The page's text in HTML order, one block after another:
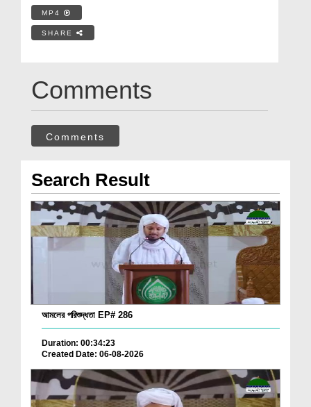
MP4
SHARE
Comments
Comments
Search Result
আমলের পরিশুদ্ধতা EP# 286
Duration: 00:34:23
Created Date: 06-08-2026